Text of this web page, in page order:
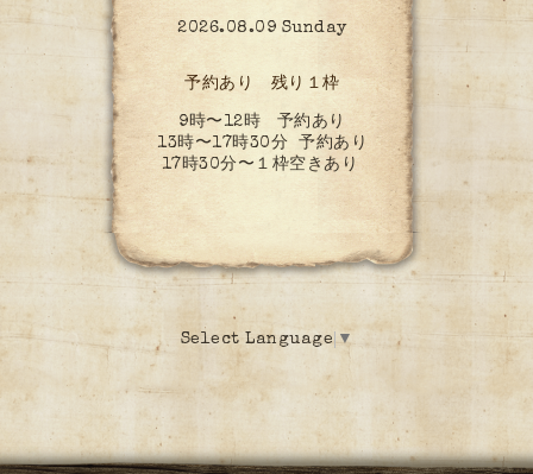
2026.08.09 Sunday
予約あり 残り１枠
9時〜12時 予約あり
13時〜17時30分 予約あり
17時30分〜１枠空きあり
Select Language ▼